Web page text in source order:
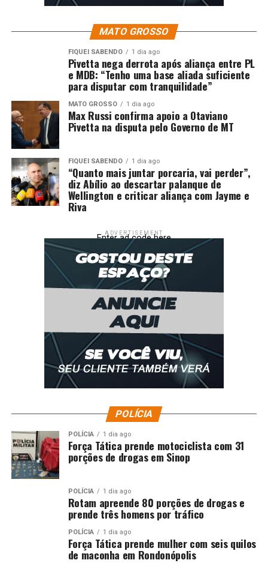
MATO GROSSO
FIQUEI SABENDO 1 dia ago
Pivetta nega derrota após aliança entre PL
e MDB: “Tenho uma base aliada suficiente
para disputar com tranquilidade”
MATO GROSSO 1 dia ago
Max Russi confirma apoio a Otaviano
Pivetta na disputa pelo Governo de MT
FIQUEI SABENDO 1 dia ago
“Quanto mais juntar porcaria, vai perder”,
diz Abílio ao descartar palanque de
Wellington e criticar aliança com Jayme e
Riva
ADVERTISEMENT
Enter ad code here
POLÍCIA
POLÍCIA 1 dia ago
Força Tática prende motociclista com 31
porções de drogas em Sinop
POLÍCIA 1 dia ago
Rotam apreende 80 porções de drogas e
prende três homens por tráfico
POLÍCIA 1 dia ago
Força Tática prende mulher com seis quilos
de maconha em Rondonópolis